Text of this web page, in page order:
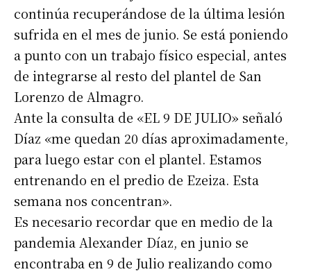
continúa recuperándose de la última lesión
sufrida en el mes de junio. Se está poniendo
a punto con un trabajo físico especial, antes
de integrarse al resto del plantel de San
Lorenzo de Almagro.
Ante la consulta de «EL 9 DE JULIO» señaló
Díaz «me quedan 20 días aproximadamente,
para luego estar con el plantel. Estamos
entrenando en el predio de Ezeiza. Esta
semana nos concentran».
Es necesario recordar que en medio de la
pandemia Alexander Díaz, en junio se
encontraba en 9 de Julio realizando como